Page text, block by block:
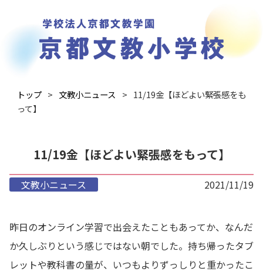
トップ 文教小ニュース
11/19金【ほどよい緊張感をも
って】
11/19金【ほどよい緊張感をもって】
文教小ニュース 2021/11/19
昨日のオンライン学習で出会えたこともあってか、なんだ
か久しぶりという感じではない朝でした。持ち帰ったタブ
レットや教科書の量が、いつもよりずっしりと重かったこ